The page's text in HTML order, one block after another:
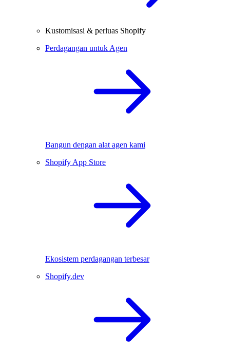
Kustomisasi & perluas Shopify
Perdagangan untuk Agen
Bangun dengan alat agen kami
Shopify App Store
Ekosistem perdagangan terbesar
Shopify.dev